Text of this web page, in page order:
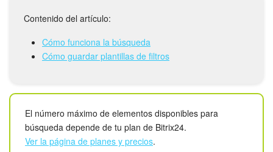
Calendario
Bitrix24 Drive
Webmail
Contenido del artículo:
Cómo funciona la búsqueda
Cómo guardar plantillas de filtros
El número máximo de elementos disponibles para
búsqueda depende de tu plan de Bitrix24.
Ver la página de planes y precios.